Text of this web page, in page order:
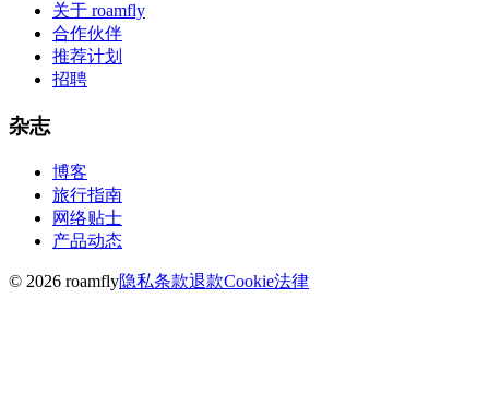
关于 roamfly
合作伙伴
推荐计划
招聘
杂志
博客
旅行指南
网络贴士
产品动态
© 2026 roamfly隐私条款退款Cookie法律